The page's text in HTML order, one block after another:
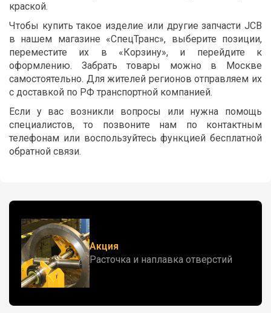
краской.
Чтобы купить такое изделие или другие запчасти JCB
в нашем магазине «СпецТранс», выберите позиции,
переместите их в «Корзину», и перейдите к
оформлению. Забрать товары можно в Москве
самостоятельно. Для жителей регионов отправляем их
с доставкой по РФ транспортной компанией.
Если у вас возникли вопросы или нужна помощь
специалистов, то позвоните нам по контактным
телефонам или воспользуйтесь функцией бесплатной
обратной связи.
Акция
Расточка и наплавка отверстий